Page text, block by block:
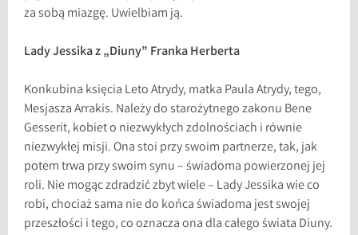
za sobą miazgę. Uwielbiam ją.
Lady Jessika z „Diuny” Franka Herberta
Konkubina księcia Leto Atrydy, matka Paula Atrydy, tego,
Mesjasza Arrakis. Należy do starożytnego zakonu Bene
Gesserit, kobiet o niezwykłych zdolnościach i równie
niezwykłej misji. Ona stoi przy swoim partnerze, tak, jak
potem trwa przy swoim synu – świadoma powierzonej jej
roli. Nie mogąc zdradzić zbyt wiele – Lady Jessika wie co
robi, chociaż sama nie do końca świadoma jest swojej
przeszłości i tego, co oznacza ona dla całego świata Diuny.